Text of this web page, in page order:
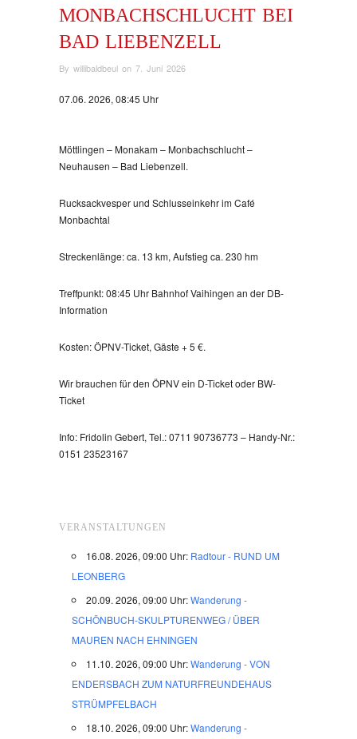
MONBACHSCHLUCHT BEI
BAD LIEBENZELL
By willibaldbeul on 7. Juni 2026
07.06. 2026, 08:45 Uhr
Möttlingen – Monakam – Monbachschlucht –
Neuhausen – Bad Liebenzell.
Rucksackvesper und Schlusseinkehr im Café
Monbachtal
Streckenlänge: ca. 13 km, Aufstieg ca. 230 hm
Treffpunkt: 08:45 Uhr Bahnhof Vaihingen an der DB-
Information
Kosten: ÖPNV-Ticket, Gäste + 5 €.
Wir brauchen für den ÖPNV ein D-Ticket oder BW-
Ticket
Info: Fridolin Gebert, Tel.: 0711 90736773 – Handy-Nr.:
0151 23523167
VERANSTALTUNGEN
16.08. 2026, 09:00 Uhr: Radtour - RUND UM
LEONBERG
20.09. 2026, 09:00 Uhr:Wanderung -
SCHÖNBUCH-SKULPTURENWEG / ÜBER
MAUREN NACH EHNINGEN
11.10. 2026, 09:00 Uhr:Wanderung - VON
ENDERSBACH ZUM NATURFREUNDEHAUS
STRÜMPFELBACH
18.10. 2026, 09:00 Uhr:Wanderung -